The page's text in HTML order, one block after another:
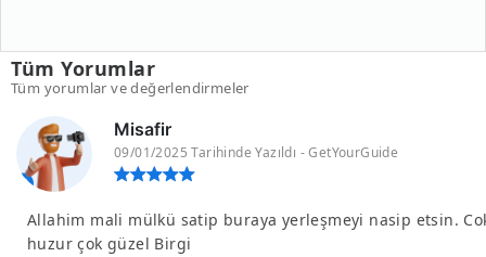
Tüm Yorumlar
Tüm yorumlar ve değerlendirmeler
Misafir
09/01/2025 Tarihinde Yazıldı - GetYourGuide
Allahim mali mülkü satip buraya yerleşmeyi nasip etsin.
huzur çok güzel Birgi